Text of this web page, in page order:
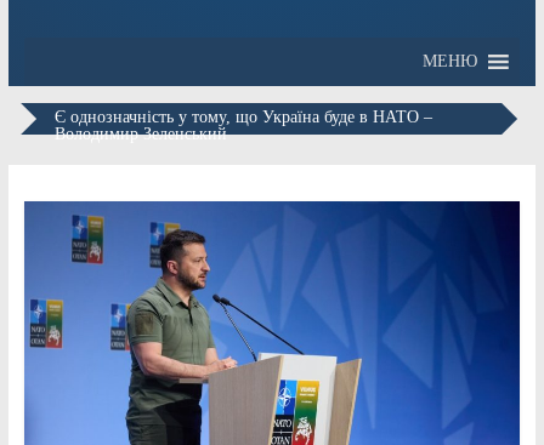
МЕНЮ
Є однозначність у тому, що Україна буде в НАТО –
Володимир Зеленський